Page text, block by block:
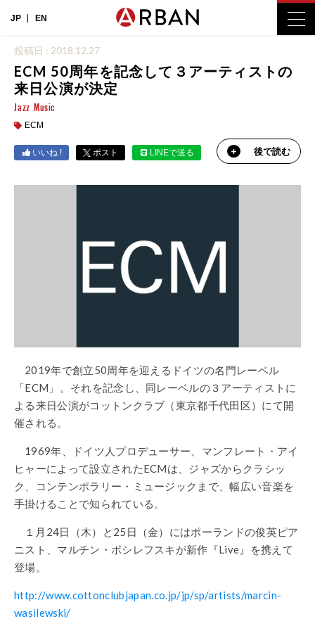
JP EN
投稿日 : 2018.12.27
ECM 50周年を記念して３アーティストの
来日公演が決定
Jazz Music
ECM
いいね ! ポスト LINEで送る 後で読む
2019年で創立50周年を迎えるドイツの名門レーベル
「ECM」。それを記念し、同レーベルの３アーティストに
よる来日公演がコットンクラブ（東京都千代田区）にて開
催される。
1969年、ドイツ人プロデューサー、マンフレート・アイ
ヒャーによって設立されたECMは、ジャズからクラシッ
ク、コンテンポラリー・ミュージックまで、幅広い音楽を
手掛けることで知られている。
１月24日（木）と25日（金）にはポーランドの俊英ピア
ニスト、マルチン・ポシレフスキが新作『Live』を携えて
登場。
http://www.cottonclubjapan.co.jp/jp/sp/artists/marcin-
wasilewski/